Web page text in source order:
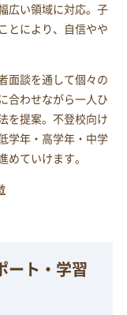
広い領域に対応。子
とにより、自信やや
面談を通して個々の
合わせながら一人ひ
を提案。不登校向け
学年・高学年・中学
ていけます。
ート・学習